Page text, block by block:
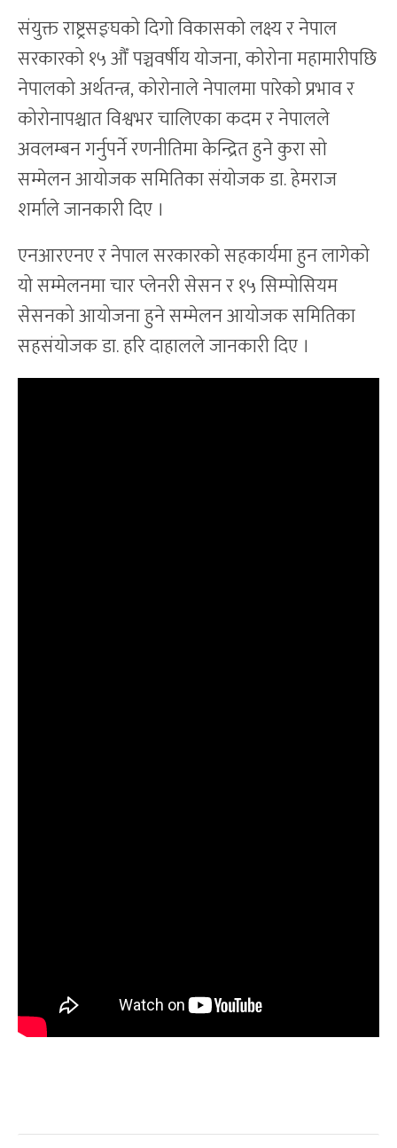
संयुक्त राष्ट्रसङ्घको दिगो विकासको लक्ष्य र नेपाल
सरकारको १५ औँ पञ्चवर्षीय योजना, कोरोना महामारीपछि
नेपालको अर्थतन्त्र, कोरोनाले नेपालमा पारेको प्रभाव र
कोरोनापश्चात विश्वभर चालिएका कदम र नेपालले
अवलम्बन गर्नुपर्ने रणनीतिमा केन्द्रित हुने कुरा सो
सम्मेलन आयोजक समितिका संयोजक डा. हेमराज
शर्माले जानकारी दिए ।
एनआरएनए र नेपाल सरकारको सहकार्यमा हुन लागेको
यो सम्मेलनमा चार प्लेनरी सेसन र १५ सिम्पोसियम
सेसनको आयोजना हुने सम्मेलन आयोजक समितिका
सहसंयोजक डा. हरि दाहालले जानकारी दिए ।